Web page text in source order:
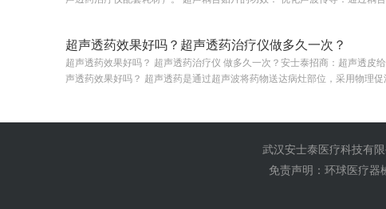
超声透药效果好吗？超声透药治疗仪做多久一次？
超声透药效果好吗？ 超声透药治疗仪 做多久一次？安士泰招商：超声透皮给
声透药效果好吗？ 超声透药是通过超声波将药物送达病灶部位，采用物理促渗技术，通过超声波空化效应和
武汉安士泰医疗科技有
免责声明：环球医疗器